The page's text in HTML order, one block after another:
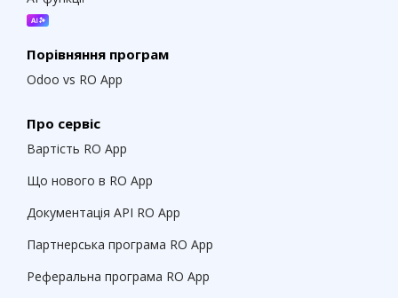
Порівняння програм
Odoo vs RO App
Про сервіс
Вартість RO App
Що нового в RO App
Документація API RO App
Партнерська програма RO App
Реферальна програма RO App